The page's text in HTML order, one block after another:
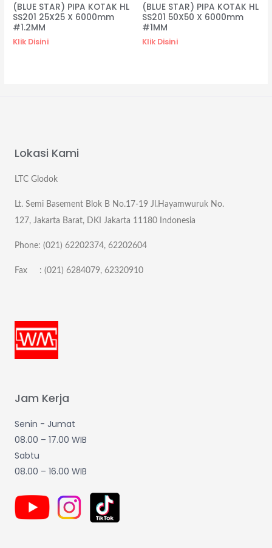
(BLUE STAR) PIPA KOTAK HL
SS201 25X25 X 6000mm
#1.2MM
Klik Disini
(BLUE STAR) PIPA KOTAK HL
SS201 50X50 X 6000mm
#1MM
Klik Disini
Lokasi Kami
LTC Glodok
Lt. Semi Basement Blok B No.17-19 Jl.Hayamwuruk No.
127, Jakarta Barat, DKI Jakarta 11180 Indonesia
Phone: (021) 62202374, 62202604
Fax : (021) 6284079, 62320910
Jam Kerja
Senin - Jumat
08.00 – 17.00 WIB
Sabtu
08.00 – 16.00 WIB